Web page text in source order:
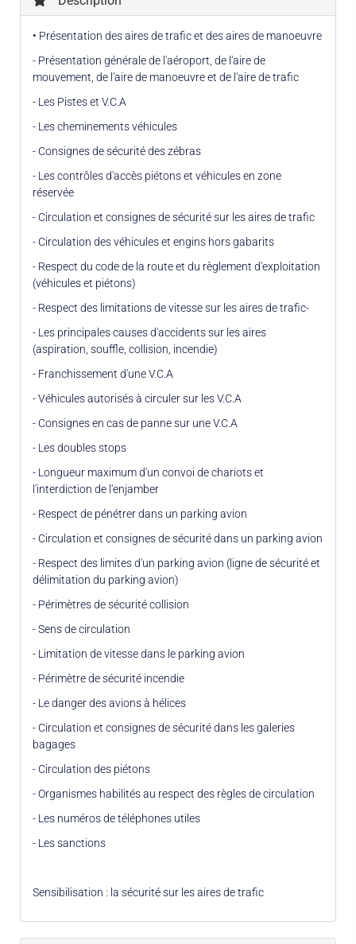
• Présentation des aires de trafic et des aires de manoeuvre
- Présentation générale de l'aéroport, de l'aire de
mouvement, de l'aire de manoeuvre et de l'aire de trafic
- Les Pistes et V.C.A
- Les cheminements véhicules
- Consignes de sécurité des zébras
- Les contrôles d'accès piétons et véhicules en zone
réservée
- Circulation et consignes de sécurité sur les aires de trafic
- Circulation des véhicules et engins hors gabarits
- Respect du code de la route et du règlement d'exploitation
(véhicules et piétons)
- Respect des limitations de vitesse sur les aires de trafic-
- Les principales causes d'accidents sur les aires
(aspiration, souffle, collision, incendie)
- Franchissement d'une V.C.A
- Véhicules autorisés à circuler sur les V.C.A
- Consignes en cas de panne sur une V.C.A
- Les doubles stops
- Longueur maximum d'un convoi de chariots et
l'interdiction de l'enjamber
- Respect de pénétrer dans un parking avion
- Circulation et consignes de sécurité dans un parking avion
- Respect des limites d'un parking avion (ligne de sécurité et
délimitation du parking avion)
- Périmètres de sécurité collision
- Sens de circulation
- Limitation de vitesse dans le parking avion
- Périmètre de sécurité incendie
- Le danger des avions à hélices
- Circulation et consignes de sécurité dans les galeries
bagages
- Circulation des piétons
- Organismes habilités au respect des règles de circulation
- Les numéros de téléphones utiles
- Les sanctions
Sensibilisation : la sécurité sur les aires de trafic